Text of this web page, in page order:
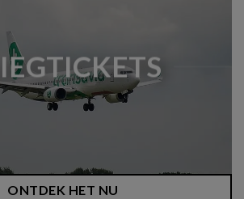
ONTDEK HET NU